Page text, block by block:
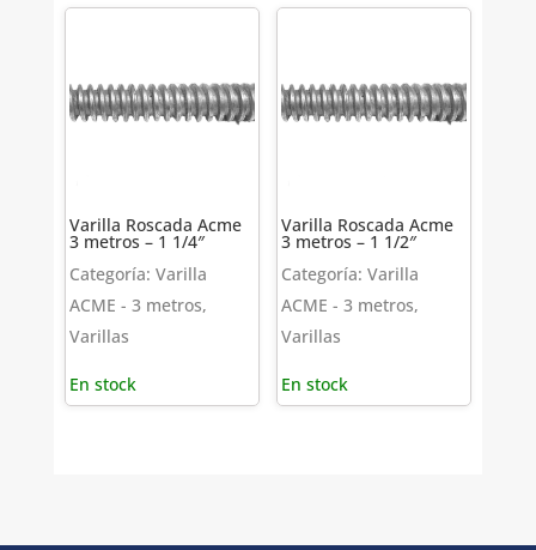
Varilla Roscada Acme
3 metros – 1 1/4″
Categoría: Varilla
ACME - 3 metros,
Varillas
En stock
Varilla Roscada Acme
3 metros – 1 1/2″
Categoría: Varilla
ACME - 3 metros,
Varillas
En stock